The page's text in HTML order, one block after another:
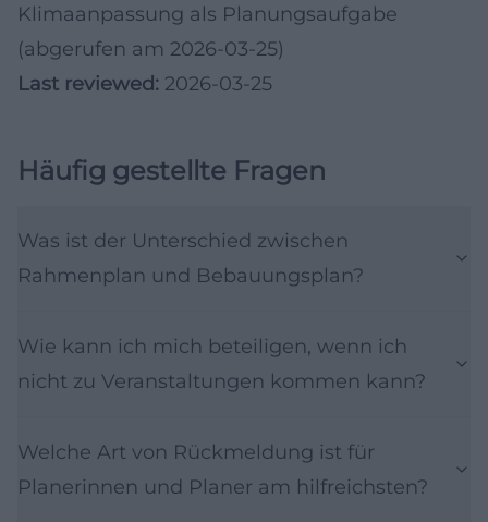
Klimaanpassung als Planungsaufgabe
(abgerufen am 2026-03-25)
Last reviewed: 2026-03-25
Häufig gestellte Fragen
Was ist der Unterschied zwischen
Rahmenplan und Bebauungsplan?
Wie kann ich mich beteiligen, wenn ich
nicht zu Veranstaltungen kommen kann?
Welche Art von Rückmeldung ist für
Planerinnen und Planer am hilfreichsten?